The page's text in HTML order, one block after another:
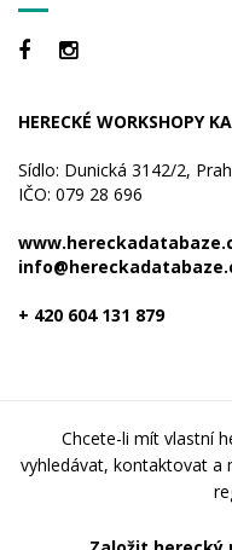
HERECKÉ WORKSHOPY
Sídlo: Dunická 3142/2,
IČO: 079 28 696
+ 420 604 131 879
Chcete-li mít vlastní
vyhledávat, kontaktovat